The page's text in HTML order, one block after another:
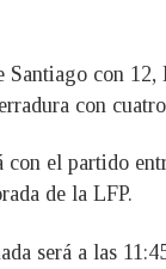
Santiago con
con
con el partido
de la LFP.
será a las